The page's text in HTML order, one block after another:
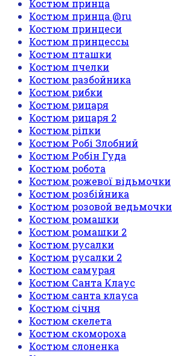
Костюм принца
Костюм принца @ru
Костюм принцеси
Костюм принцессы
Костюм пташки
Костюм пчелки
Костюм разбойника
Костюм рибки
Костюм рицаря
Костюм рицаря 2
Костюм ріпки
Костюм Робі Злобний
Костюм Робін Гуда
Костюм робота
Костюм рожевої відьмочки
Костюм розбійника
Костюм розовой ведьмочки
Костюм ромашки
Костюм ромашки 2
Костюм русалки
Костюм русалки 2
Костюм самурая
Костюм Санта Клаус
Костюм санта клауса
Костюм січня
Костюм скелета
Костюм скомороха
Костюм слоненка